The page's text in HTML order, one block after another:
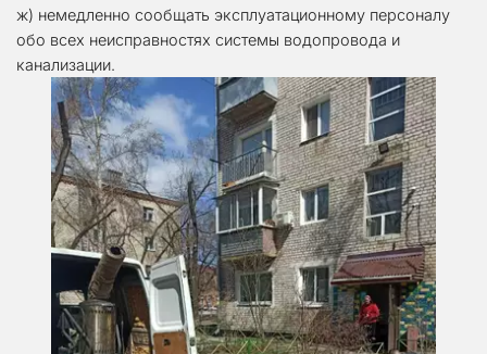
ж) немедленно сообщать эксплуатационному персоналу
обо всех неисправностях системы водопровода и
канализации.